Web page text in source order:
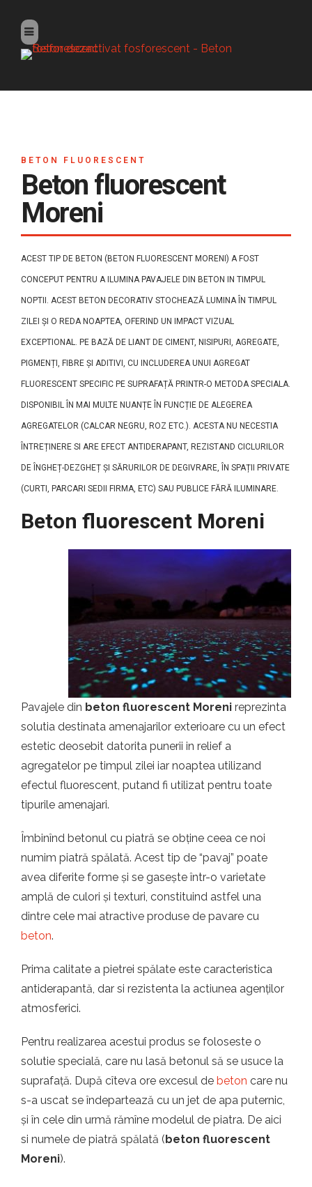
BETON FLUORESCENT
Beton fluorescent
Moreni
ACEST TIP DE BETON (BETON FLUORESCENT MORENI) A FOST
CONCEPUT PENTRU A ILUMINA PAVAJELE DIN BETON IN TIMPUL
NOPTII. ACEST BETON DECORATIV STOCHEAZĂ LUMINA ÎN TIMPUL
ZILEI ȘI O REDA NOAPTEA, OFERIND UN IMPACT VIZUAL
EXCEPTIONAL. PE BAZĂ DE LIANT DE CIMENT, NISIPURI, AGREGATE,
PIGMENȚI, FIBRE ȘI ADITIVI, CU INCLUDEREA UNUI AGREGAT
FLUORESCENT SPECIFIC PE SUPRAFAȚĂ PRINTR-O METODA SPECIALA.
DISPONIBIL ÎN MAI MULTE NUANȚE ÎN FUNCȚIE DE ALEGEREA
AGREGATELOR (CALCAR NEGRU, ROZ ETC.). ACESTA NU NECESTIA
ÎNTREȚINERE SI ARE EFECT ANTIDERAPANT, REZISTAND CICLURILOR
DE ÎNGHEȚ-DEZGHEȚ ȘI SĂRURILOR DE DEGIVRARE, ÎN SPAȚII PRIVATE
(CURTI, PARCARI SEDII FIRMA, ETC) SAU PUBLICE FĂRĂ ILUMINARE.
Beton fluorescent Moreni
Pavajele din beton fluorescent Moreni reprezinta
solutia destinata amenajarilor exterioare cu un efect
estetic deosebit datorita punerii in relief a
agregatelor pe timpul zilei iar noaptea utilizand
efectul fluorescent, putand fi utilizat pentru toate
tipurile amenajari.
Îmbinînd betonul cu piatră se obține ceea ce noi
numim piatră spălată. Acest tip de “pavaj” poate
avea diferite forme și se gasește într-o varietate
amplă de culori și texturi, constituind astfel una
dintre cele mai atractive produse de pavare cu
beton.
Prima calitate a pietrei spălate este caracteristica
antiderapantă, dar si rezistenta la actiunea agenților
atmosferici.
Pentru realizarea acestui produs se foloseste o
solutie specială, care nu lasă betonul să se usuce la
suprafață. După cîteva ore excesul de beton care nu
s-a uscat se îndepartează cu un jet de apa puternic,
și în cele din urmă rămîne modelul de piatra. De aici
si numele de piatră spălată (beton fluorescent
Moreni).